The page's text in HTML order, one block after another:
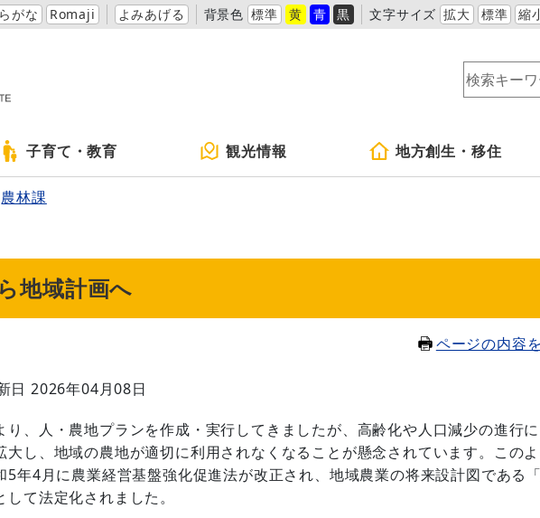
がな Romaji よみあげる 背景色 標準 黄 青 黒 文字サイズ 拡大 標準 縮
子育て・教育 観光情報 地方創生・移住
農林課
地域計画へ
ページの内容
日 2026年04月08日
、人・農地プランを作成・実行してきましたが、高齢化や人口減少の進行に
大し、地域の農地が適切に利用されなくなることが懸念されています。この
年4月に農業経営基盤強化促進法が改正され、地域農業の将来設計図である「
て法定化されました。